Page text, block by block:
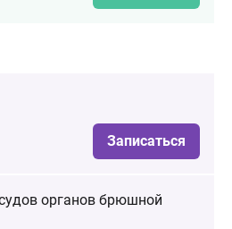
Записаться
органов брюшной